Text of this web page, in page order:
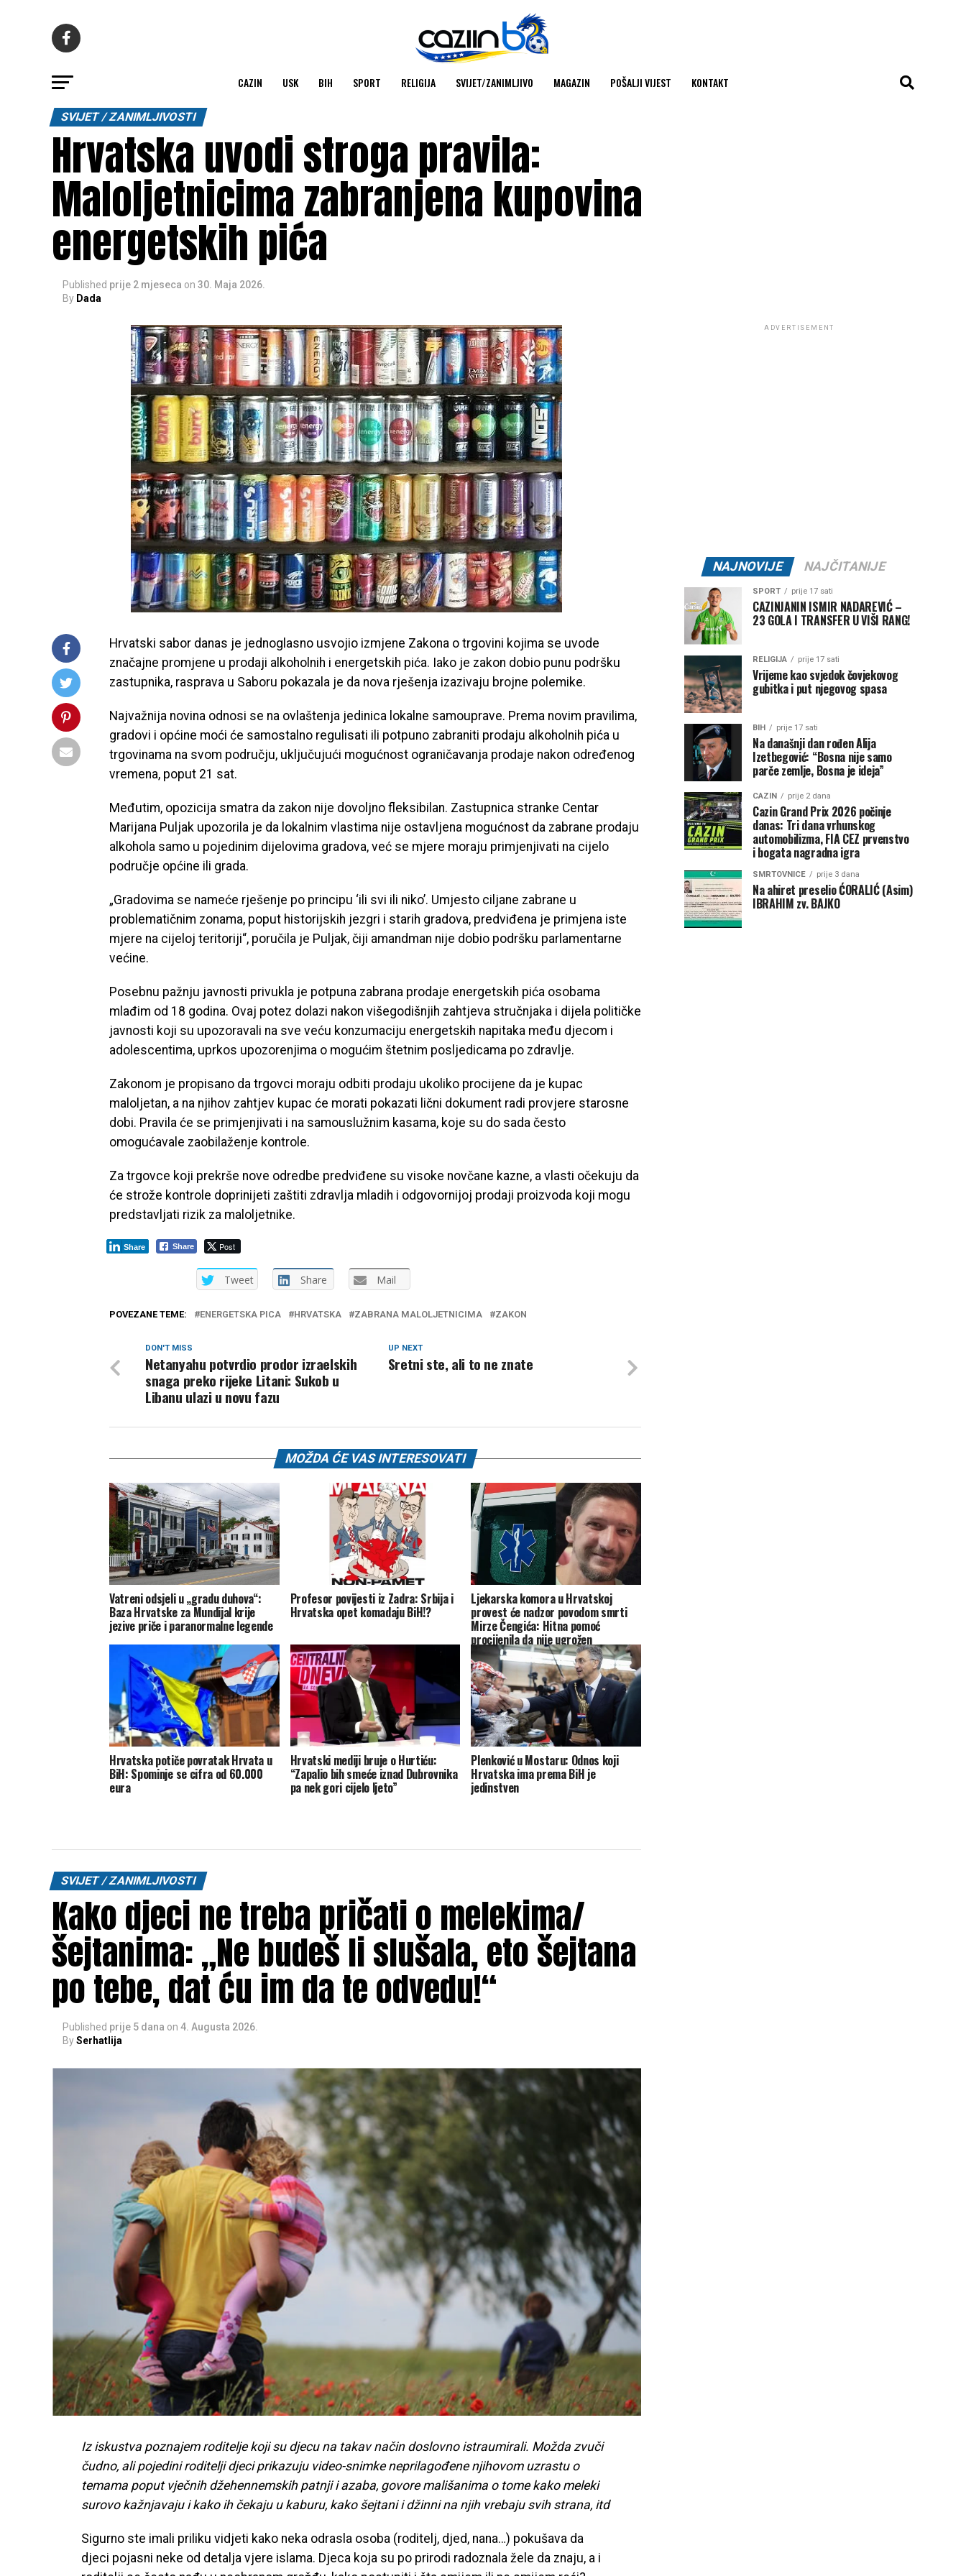
CAZIN USK BIH SPORT RELIGIJA SVIJET/ZANIMLJIVO MAGAZIN POŠALJI VIJEST KONTAKT
SVIJET / ZANIMLJIVOSTI
Hrvatska uvodi stroga pravila:
Maloljetnicima zabranjena kupovina
energetskih pića
Published prije 2 mjeseca on 30. Maja 2026.
By Dada
Hrvatski sabor danas je jednoglasno usvojio izmjene Zakona o trgovini kojima se uvode
značajne promjene u prodaji alkoholnih i energetskih pića. Iako je zakon dobio punu podršku
zastupnika, rasprava u Saboru pokazala je da nova rješenja izazivaju brojne polemike.
Najvažnija novina odnosi se na ovlaštenja jedinica lokalne samouprave. Prema novim pravilima,
gradovi i općine moći će samostalno regulisati ili potpuno zabraniti prodaju alkoholnih pića u
trgovinama na svom području, uključujući mogućnost ograničavanja prodaje nakon određenog
vremena, poput 21 sat.
Međutim, opozicija smatra da zakon nije dovoljno fleksibilan. Zastupnica stranke Centar
Marijana Puljak upozorila je da lokalnim vlastima nije ostavljena mogućnost da zabrane prodaju
alkohola samo u pojedinim dijelovima gradova, već se mjere moraju primjenjivati na cijelo
područje općine ili grada.
„Gradovima se nameće rješenje po principu ‘ili svi ili niko’. Umjesto ciljane zabrane u
problematičnim zonama, poput historijskih jezgri i starih gradova, predviđena je primjena iste
mjere na cijeloj teritoriji“, poručila je Puljak, čiji amandman nije dobio podršku parlamentarne
većine.
Posebnu pažnju javnosti privukla je potpuna zabrana prodaje energetskih pića osobama
mlađim od 18 godina. Ovaj potez dolazi nakon višegodišnjih zahtjeva stručnjaka i dijela političke
javnosti koji su upozoravali na sve veću konzumaciju energetskih napitaka među djecom i
adolescentima, uprkos upozorenjima o mogućim štetnim posljedicama po zdravlje.
Zakonom je propisano da trgovci moraju odbiti prodaju ukoliko procijene da je kupac
maloljetan, a na njihov zahtjev kupac će morati pokazati lični dokument radi provjere starosne
dobi. Pravila će se primjenjivati i na samouslužnim kasama, koje su do sada često
omogućavale zaobilaženje kontrole.
Za trgovce koji prekrše nove odredbe predviđene su visoke novčane kazne, a vlasti očekuju da
će strože kontrole doprinijeti zaštiti zdravlja mladih i odgovornijoj prodaji proizvoda koji mogu
predstavljati rizik za maloljetnike.
Share Post
Share
Tweet Share Mail
POVEZANE TEME: ENERGETSKA PICA HRVATSKA ZABRANA MALOLJETNICIMA ZAKON
UP NEXT
Sretni ste, ali to ne znate
DON'T MISS
Netanyahu potvrdio prodor izraelskih
snaga preko rijeke Litani: Sukob u
Libanu ulazi u novu fazu
MOŽDA ĆE VAS INTERESOVATI
Vatreni odsjeli u „gradu duhova“:
Baza Hrvatske za Mundijal krije
jezive priče i paranormalne legende
Profesor povijesti iz Zadra: Srbija i
Hrvatska opet komadaju BiH!?
Ljekarska komora u Hrvatskoj
provest će nadzor povodom smrti
Mirze Čengića: Hitna pomoć
procijenila da nije ugrožen
Hrvatska potiče povratak Hrvata u
BiH: Spominje se cifra od 60.000
eura
Hrvatski mediji bruje o Hurtiću:
“Zapalio bih smeće iznad Dubrovnika
pa nek gori cijelo ljeto”
Plenković u Mostaru: Odnos koji
Hrvatska ima prema BiH je
jedinstven
SVIJET / ZANIMLJIVOSTI
Kako djeci ne treba pričati o melekima/
šejtanima: „Ne budeš li slušala, eto šejtana
po tebe, dat ću im da te odvedu!“
Published prije 5 dana on 4. Augusta 2026.
BySerhatlija
Iz iskustva poznajem roditelje koji su djecu na takav način doslovno istraumirali. Možda zvuči
čudno, ali pojedini roditelji djeci prikazuju video-snimke neprilagođene njihovom uzrastu o
temama poput vječnih džehennemskih patnji i azaba, govore mališanima o tome kako meleki
surovo kažnjavaju i kako ih čekaju u kaburu, kako šejtani i džinni na njih vrebaju svih strana, itd
Sigurno ste imali priliku vidjeti kako neka odrasla osoba (roditelj, djed, nana…) pokušava da
djeci pojasni neke od detalja vjere islama. Djeca koja su po prirodi radoznala žele da znaju, a i
ADVERTISEMENT
NAJNOVIJE NAJČITANIJE
SPORT prije 17 sati
CAZINJANIN ISMIR NADAREVIĆ –
23 GOLA I TRANSFER U VIŠI RANG!
RELIGIJA prije 17 sati
Vrijeme kao svjedok čovjekovog
gubitka i put njegovog spasa
BIH prije 17 sati
Na današnji dan rođen Alija
Izetbegović: “Bosna nije samo
parče zemlje, Bosna je ideja”
CAZIN prije 2 dana
Cazin Grand Prix 2026 počinje
danas: Tri dana vrhunskog
automobilizma, FIA CEZ prvenstvo
i bogata nagradna igra
SMRTOVNICE prije 3 dana
Na ahiret preselio ĆORALIĆ (Asim)
IBRAHIM zv. BAJKO